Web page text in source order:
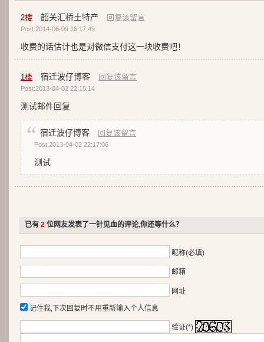
2楼 韶关汇桥土特产 回复该留言
Post:2014-06-09 16:17:49
收费的话估计也是对微信支付这一块收费吧！
1楼 宿迁波仔博客 回复该留言
Post:2013-04-02 22:15:14
测试邮件回复
宿迁波仔博客 回复该留言
Post:2013-04-02 22:17:06
测试
已有 2位网友发表了一针见血的评论,你还等什么？
昵称(必填)
邮箱
网址
记住我,下次回复时不用重新输入个人信息
验证(*)